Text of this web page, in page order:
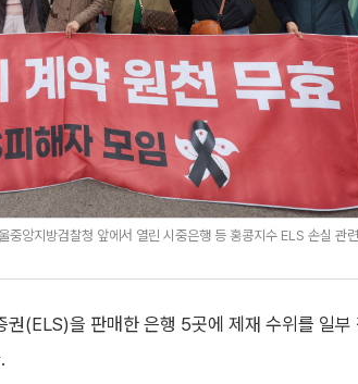
앙지방검찰청 앞에서 열린 시중은행 등 홍콩지수 ELS 손실 관
(ELS)을 판매한 은행 5곳에 제재 수위를 일부